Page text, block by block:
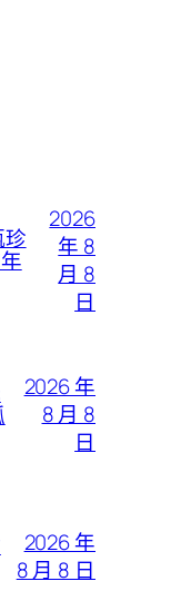
2026
年 8
月 8
日
2026 年
8 月 8
日
2026 年
8 月 8 日